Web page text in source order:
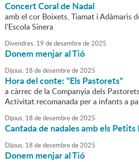
Concert Coral de Nadal
amb el cor Boixets, Tiamat i Adàmaris
l'Escola Sinera
Divendres, 19 dedesembrede2025
Donem menjar al Tió
Dijous, 18 dedesembrede2025
Hora del conte: "Els Pastorets"
a càrrec de la Companyia dels
Activitat recomanada per a infants a
Dijous, 18 dedesembrede2025
Cantada de nadales amb els
Dijous, 18 dedesembrede2025
Donem menjar al Tió